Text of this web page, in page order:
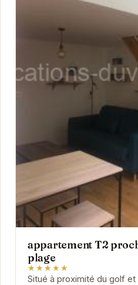
appartement T2
plage
★★★★★
Situé à proximité du golf